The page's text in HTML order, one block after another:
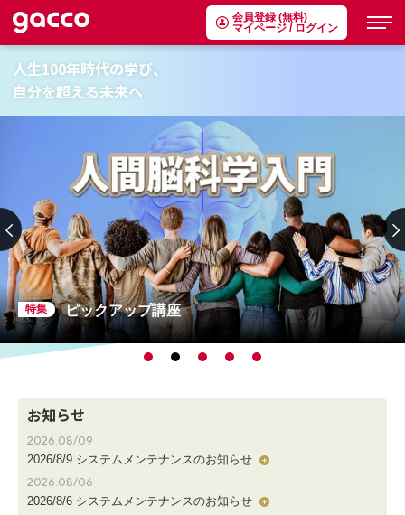
会員登録 (無料)
マイページ / ログイン
人生100年時代の学び、
自分を超える未来へ
ピックアップ講座
お知らせ
2026.08/09
2026/8/9 システムメンテナンスのお知らせ
平素よりgaccoをご利用いただき、誠にありがとうございます。
2026.08/06
2026/8/6 システムメンテナンスのお知らせ